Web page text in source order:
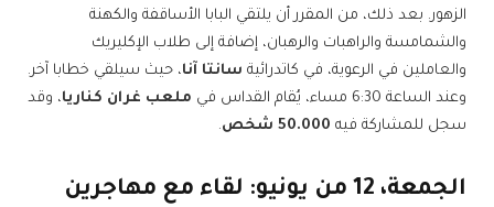
الزهور. بعد ذلك، من المقرر أن يلتقي البابا الأساقفة والكهنة
والشمامسة والراهبات والرهبان، إضافة إلى طلاب الإكليريك
والعاملين في الرعوية، في كاتدرائية سانتا آنا، حيث سيلقي خطابا آخر.
وعند الساعة 6:30 مساء، يُقام القداس في
ملعب غران كناريا، وقد
سجل للمشاركة فيه 50.000 شخص .
الجمعة، 12 من يونيو
: لقاء مع مهاجرين